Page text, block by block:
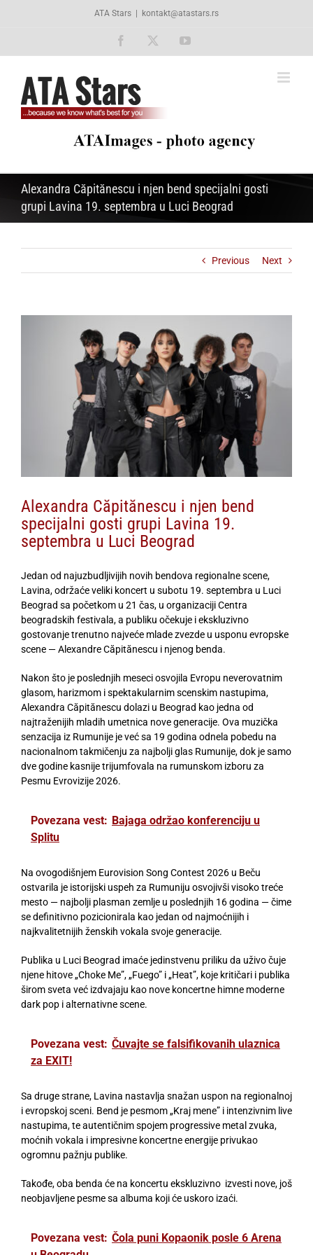
ATA Stars kontakt@atastars.rs
Facebook YouTube
Alexandra Căpitănescu i njen bend specijalni gosti
grupi Lavina 19. septembra u Luci Beograd
Previous Next
Alexandra Căpitănescu i njen bend
specijalni gosti grupi Lavina 19.
septembra u Luci Beograd
Jedan od najuzbudljivijih novih bendova regionalne scene,
Lavina, održaće veliki koncert u subotu 19. septembra u Luci
Beograd sa početkom u 21 čas, u organizaciji Centra
beogradskih festivala, a publiku očekuje i ekskluzivno
gostovanje trenutno najveće mlade zvezde u usponu evropske
scene — Alexandre Căpitănescu i njenog benda.
Nakon što je poslednjih meseci osvojila Evropu neverovatnim
glasom, harizmom i spektakularnim scenskim nastupima,
Alexandra Căpitănescu dolazi u Beograd kao jedna od
najtraženijih mladih umetnica nove generacije. Ova muzička
senzacija iz Rumunije je već sa 19 godina odnela pobedu na
nacionalnom takmičenju za najbolji glas Rumunije, dok je samo
dve godine kasnije trijumfovala na rumunskom izboru za
Pesmu Evrovizije 2026.
Povezana vest: Bajaga održao konferenciju u
Splitu
Na ovogodišnjem Eurovision Song Contest 2026 u Beču
ostvarila je istorijski uspeh za Rumuniju osvojivši visoko treće
mesto — najbolji plasman zemlje u poslednjih 16 godina — čime
se definitivno pozicionirala kao jedan od najmoćnijih i
najkvalitetnijih ženskih vokala svoje generacije.
Publika u Luci Beograd imaće jedinstvenu priliku da uživo čuje
njene hitove „Choke Me”, „Fuego” i „Heat”, koje kritičari i publika
širom sveta već izdvajaju kao nove koncertne himne moderne
dark pop i alternativne scene.
Povezana vest: Čuvajte se falsifikovanih ulaznica
za EXIT!
Sa druge strane, Lavina nastavlja snažan uspon na regionalnoj
i evropskoj sceni. Bend je pesmom „Kraj mene” i intenzivnim live
nastupima, te autentičnim spojem progressive metal zvuka,
moćnih vokala i impresivne koncertne energije privukao
ogromnu pažnju publike.
Takođe, oba benda će na koncertu ekskluzivno izvesti nove, još
neobjavljene pesme sa albuma koji će uskoro izaći.
Povezana vest: Čola puni Kopaonik posle 6 Arena